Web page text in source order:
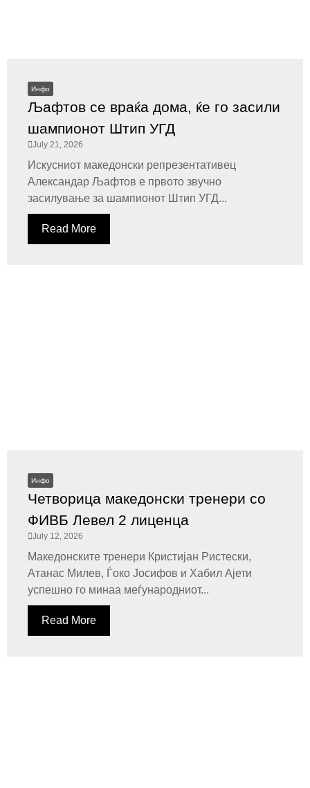
Инфо
Љафтов се враќа дома, ќе го засили
шампионот Штип УГД
July 21, 2026
Искусниот македонски репрезентативец
Александар Љафтов е првото звучно
засилување за шампионот Штип УГД...
Read More
Инфо
Четворица македонски тренери со
ФИВБ Левел 2 лиценца
July 12, 2026
Македонските тренери Кристијан Ристески,
Атанас Милев, Ѓоко Јосифов и Хабил Ајети
успешно го минаа меѓународниот...
Read More